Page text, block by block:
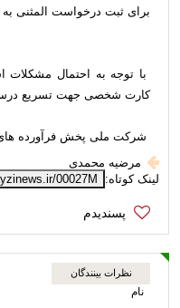
با توجه به احتمال مشکلات
کارت شخصی جهت تسریع
شرکت ملی پخش فرآورده های
مرضیه محمدی
لینک کوتاه:
00027M
نظرات بینندگان
نام